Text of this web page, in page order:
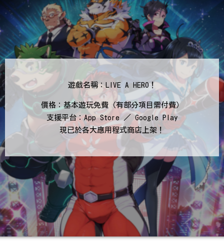
遊戲名稱：LIVE A HERO！
價格：基本遊玩免費（有部分項目需付費）
支援平台：App Store ／ Google Play
現已於各大應用程式商店上架！